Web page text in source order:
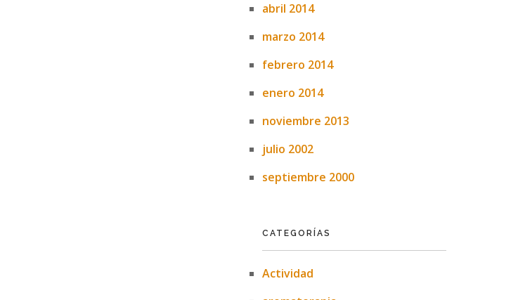
abril 2014
marzo 2014
febrero 2014
enero 2014
noviembre 2013
julio 2002
septiembre 2000
CATEGORÍAS
Actividad